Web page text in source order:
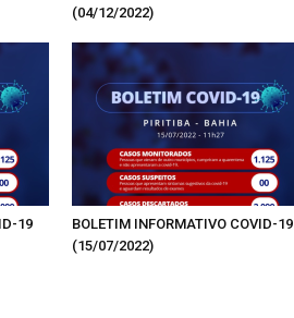
(04/12/2022)
19
BOLETIM INFORMATIVO COVID-19
(15/07/2022)